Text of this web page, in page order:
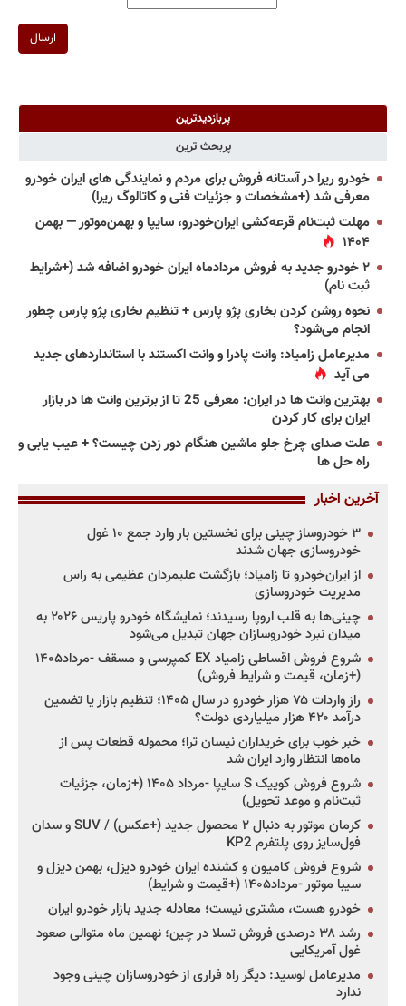
ارسال
پربازدیدترین
پربحث ترین
خودرو ریرا در آستانه فروش برای مردم و نمایندگی های ایران خودرو
معرفی شد (+مشخصات و جزئیات فنی و کاتالوگ ریرا)
مهلت ثبت‌نام قرعه‌کشی ایران‌خودرو، سایپا و بهمن‌موتور — بهمن
۱۴۰۴
۲ خودرو جدید به فروش مردادماه ایران خودرو اضافه شد (+شرایط
ثبت نام)
نحوه روشن کردن بخاری پژو پارس + تنظیم بخاری پژو پارس چطور
انجام می‌شود؟
مدیرعامل زامیاد: وانت پادرا و وانت اکستند با استانداردهای جدید
می آید
بهترین وانت ها در ایران: معرفی 25 تا از برترین وانت ها در بازار
ایران برای کار کردن
علت صدای چرخ جلو ماشین هنگام دور زدن چیست؟ + عیب یابی و
راه حل ها
آخرین اخبار
۳ خودروساز چینی برای نخستین بار وارد جمع ۱۰ غول
خودروسازی جهان شدند
از ایران‌خودرو تا زامیاد؛ بازگشت علیمردان عظیمی به راس
مدیریت خودروسازی
چینی‌ها به قلب اروپا رسیدند؛ نمایشگاه خودرو پاریس ۲۰۲۶ به
میدان نبرد خودروسازان جهان تبدیل می‌شود
شروع فروش اقساطی زامیاد EX کمپرسی و مسقف -مرداد۱۴۰۵
(+زمان، قیمت و شرایط فروش)
راز واردات ۷۵ هزار خودرو در سال ۱۴۰۵؛ تنظیم بازار یا تضمین
درآمد ۴۲۰ هزار میلیاردی دولت؟
خبر خوب برای خریداران نیسان ترا؛ محموله قطعات پس از
ماه‌ها انتظار وارد ایران شد
شروع فروش کوییک S سایپا -مرداد ۱۴۰۵ (+زمان، جزئیات
ثبت‌نام و موعد تحویل)
کرمان موتور به دنبال ۲ محصول جدید (+عکس) / SUV و سدان
فول‌سایز روی پلتفرم KP2
شروع فروش کامیون و کشنده ایران خودرو دیزل، بهمن دیزل و
سیبا موتور -مرداد۱۴۰۵ (+قیمت و شرایط)
خودرو هست، مشتری نیست؛ معادله جدید بازار خودرو ایران
رشد ۳۸ درصدی فروش تسلا در چین؛ نهمین ماه متوالی صعود
غول آمریکایی
مدیرعامل لوسید: دیگر راه فراری از خودروسازان چینی وجود
ندارد